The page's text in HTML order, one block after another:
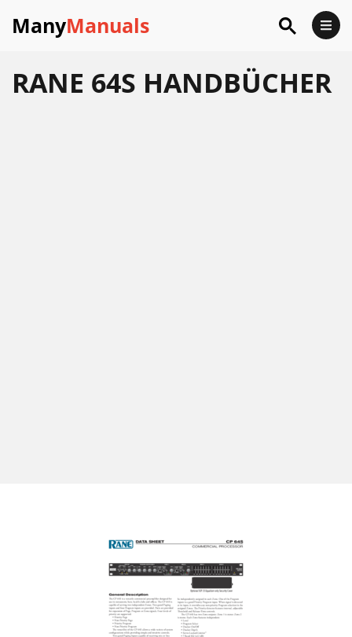
ManyManuals
RANE 64S HANDBÜCHER